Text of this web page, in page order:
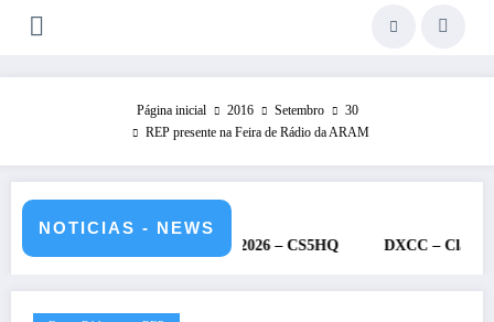
Página inicial 2016 Setembro
30
REP presente na Feira de Rádio da ARAM
NOTICIAS - NEWS
– 11 e 12 de julho de 2026 – CS5HQ DXCC – Classificação